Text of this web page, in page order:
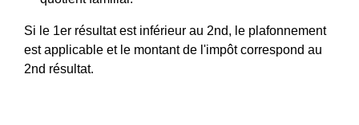
Si le 1er résultat est inférieur au 2nd, le plafonnement
est applicable et le montant de l'impôt correspond au
2nd résultat.